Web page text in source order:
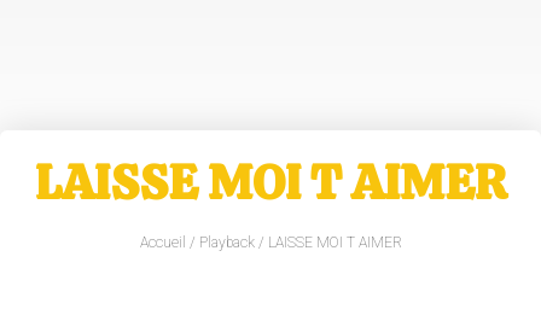
LAISSE MOI T AIMER
Accueil / Playback/ LAISSE MOI T AIMER